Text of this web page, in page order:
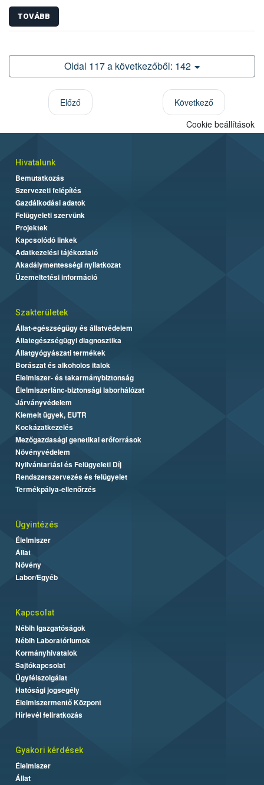
TOVÁBB
Oldal 117 a következőből: 142
Előző
Következő
Cookie beállítások
Hivatalunk
Bemutatkozás
Szervezeti felépítés
Gazdálkodási adatok
Felügyeleti szervünk
Projektek
Kapcsolódó linkek
Adatkezelési tájékoztató
Akadálymentességi nyilatkozat
Üzemeltetési információ
Szakterületek
Állat-egészségügy és állatvédelem
Állategészségügyi diagnosztika
Állatgyógyászati termékek
Borászat és alkoholos italok
Élelmiszer- és takarmánybiztonság
Élelmiszerlánc-biztonsági laborhálózat
Járványvédelem
Kiemelt ügyek, EUTR
Kockázatkezelés
Mezőgazdasági genetikai erőforrások
Növényvédelem
Nyilvántartási és Felügyeleti Díj
Rendszerszervezés és felügyelet
Termékpálya-ellenőrzés
Ügyintézés
Élelmiszer
Állat
Növény
Labor/Egyéb
Kapcsolat
Nébih Igazgatóságok
Nébih Laboratóriumok
Kormányhivatalok
Sajtókapcsolat
Ügyfélszolgálat
Hatósági jogsegély
Élelmiszermentő Központ
Hírlevél feliratkozás
Gyakori kérdések
Élelmiszer
Állat